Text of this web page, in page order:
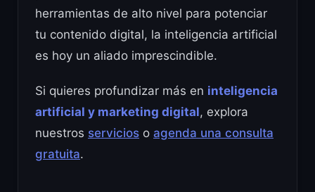
herramientas de alto nivel para potenciar
tu contenido digital, la inteligencia artificial
es hoy un aliado imprescindible.
Si quieres profundizar más en inteligencia
artificial y marketing digital, explora
nuestros servicios o agenda una consulta
gratuita.